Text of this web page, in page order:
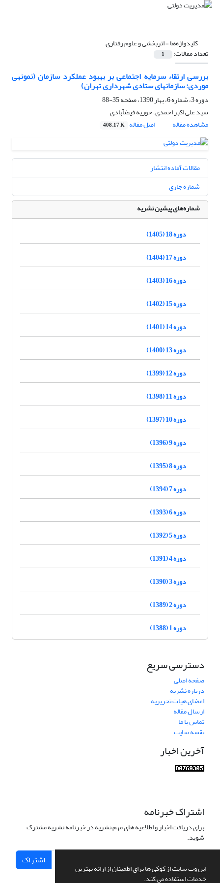
این وب سایت از کوکی ها برای اطمینان از ارائه بهترین
خدمات استفاده می کند.
کلیدواژه‌ها =اثربخشی و علوم رفتاری
تعداد مقالات: 1
بررسی ارتقاء سرمایه اجتماعی بر بهبود عملکرد سازمان (نمونه‎ی
موردی: سازمان‎های ستادی شهرداری تهران)
دوره 3، شماره 6، بهار 1390، صفحه
35-88
سید علی اکبر احمدی، حوریه فیض‎آبادی
مشاهده مقاله
اصل مقاله 408.17 K
مقالات آماده انتشار
شماره جاری
شماره‌های پیشین نشریه
دوره 18 (1405)
دوره 17 (1404)
دوره 16 (1403)
دوره 15 (1402)
دوره 14 (1401)
دوره 13 (1400)
دوره 12 (1399)
دوره 11 (1398)
دوره 10 (1397)
دوره 9 (1396)
دوره 8 (1395)
دوره 7 (1394)
دوره 6 (1393)
دوره 5 (1392)
دوره 4 (1391)
دوره 3 (1390)
دوره 2 (1389)
دوره 1 (1388)
دسترسی سریع
صفحه اصلی
درباره نشریه
اعضای هیات تحریریه
ارسال مقاله
تماس با ما
نقشه سایت
آخرین اخبار
اشتراک خبرنامه
برای دریافت اخبار و اطلاعیه های مهم نشریه در خبرنامه نشریه مشترک
شوید.
اشتراک